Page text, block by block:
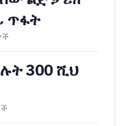
ጥፋት
300 ሺህ